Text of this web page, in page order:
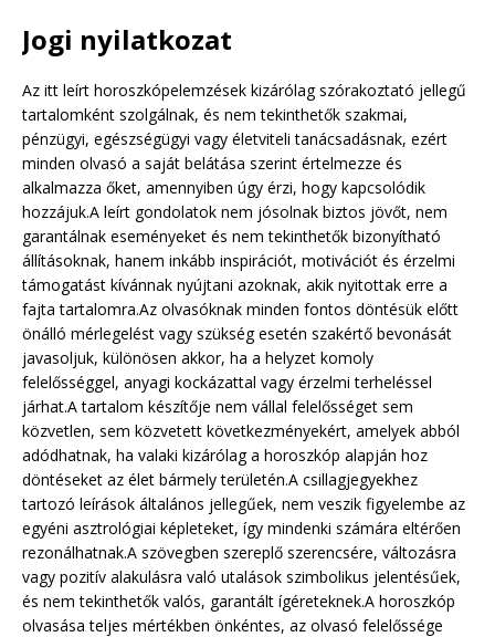
Jogi nyilatkozat
Az itt leírt horoszkópelemzések kizárólag szórakoztató jellegű
tartalomként szolgálnak, és nem tekinthetők szakmai,
pénzügyi, egészségügyi vagy életviteli tanácsadásnak, ezért
minden olvasó a saját belátása szerint értelmezze és
alkalmazza őket, amennyiben úgy érzi, hogy kapcsolódik
hozzájuk.A leírt gondolatok nem jósolnak biztos jövőt, nem
garantálnak eseményeket és nem tekinthetők bizonyítható
állításoknak, hanem inkább inspirációt, motivációt és érzelmi
támogatást kívánnak nyújtani azoknak, akik nyitottak erre a
fajta tartalomra.Az olvasóknak minden fontos döntésük előtt
önálló mérlegelést vagy szükség esetén szakértő bevonását
javasoljuk, különösen akkor, ha a helyzet komoly
felelősséggel, anyagi kockázattal vagy érzelmi terheléssel
járhat.A tartalom készítője nem vállal felelősséget sem
közvetlen, sem közvetett következményekért, amelyek abból
adódhatnak, ha valaki kizárólag a horoszkóp alapján hoz
döntéseket az élet bármely területén.A csillagjegyekhez
tartozó leírások általános jellegűek, nem veszik figyelembe az
egyéni asztrológiai képleteket, így mindenki számára eltérően
rezonálhatnak.A szövegben szereplő szerencsére, változásra
vagy pozitív alakulásra való utalások szimbolikus jelentésűek,
és nem tekinthetők valós, garantált ígéreteknek.A horoszkóp
olvasása teljes mértékben önkéntes, az olvasó felelőssége